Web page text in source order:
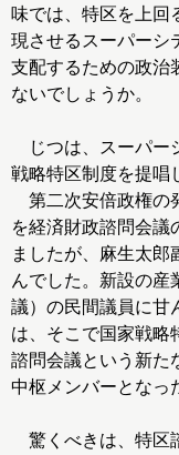
味では、特区を上回
現させるスーパーシ
支配するための政治
ないでしょうか。
じつは、スーパー
戦略特区制度を提唱
第二次安倍政権の
を経済財政諮問会議
ましたが、麻生太郎
んでした。新設の産
議）の民間議員に甘
は、そこで国家戦略
諮問会議という新た
中枢メンバーとなっ
驚くべきは、特区